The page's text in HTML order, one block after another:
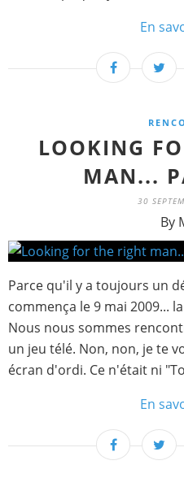
En
LOOKING
MAN...
30
By
Parce qu'il y a toujours un
commença le 9 mai 2009...
Nous nous sommes
un jeu télé. Non, non, je te
écran d'ordi. Ce n'était ni
En